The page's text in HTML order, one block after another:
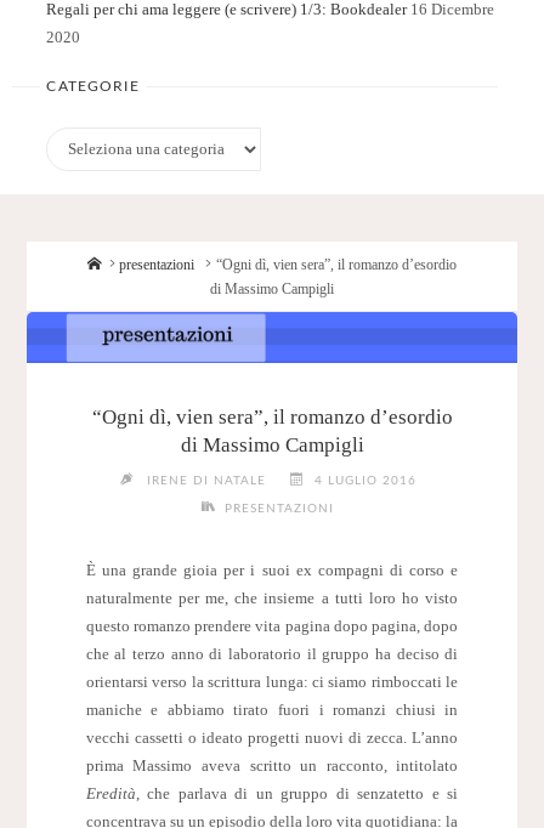
Regali per chi ama leggere (e scrivere) 1/3: Bookdealer 16 Dicembre
2020
CATEGORIE
Categorie
Homepresentazioni
“Ogni dì, vien sera”, il romanzo d’esordio
di Massimo Campigli
“Ogni dì, vien sera”, il romanzo d’esordio
di Massimo Campigli
IRENE DI NATALE 4 LUGLIO 2016
PRESENTAZIONI
È una grande gioia per i suoi ex compagni di corso e
naturalmente per me, che insieme a tutti loro ho visto
questo romanzo prendere vita pagina dopo pagina, dopo
che al terzo anno di laboratorio il gruppo ha deciso di
orientarsi verso la scrittura lunga: ci siamo rimboccati le
maniche e abbiamo tirato fuori i romanzi chiusi in
vecchi cassetti o ideato progetti nuovi di zecca. L’anno
prima Massimo aveva scritto un racconto, intitolato
Eredità, che parlava di un gruppo di senzatetto e si
concentrava su un episodio della loro vita quotidiana: la